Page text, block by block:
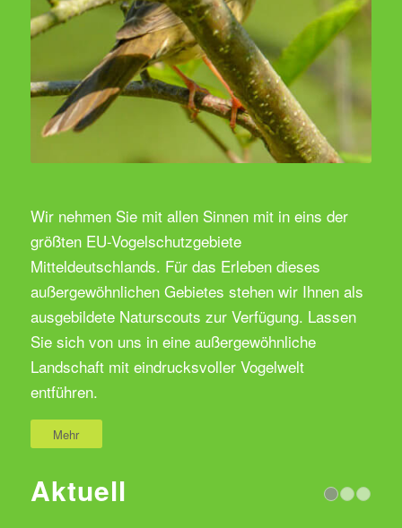
Wir nehmen Sie mit allen Sinnen mit in eins der
größten EU-Vogelschutzgebiete
Mitteldeutschlands. Für das Erleben dieses
außergewöhnlichen Gebietes stehen wir Ihnen als
ausgebildete Naturscouts zur Verfügung. Lassen
Sie sich von uns in eine außergewöhnliche
Landschaft mit eindrucksvoller Vogelwelt
entführen.
Mehr
Aktuell